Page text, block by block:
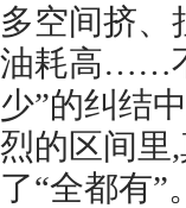
多空间挤、
油耗高……
少”的纠结
烈的区间里
了“全都有”。